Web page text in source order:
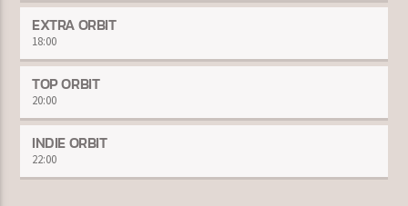
EXTRA ORBIT
18:00
TOP ORBIT
20:00
INDIE ORBIT
22:00